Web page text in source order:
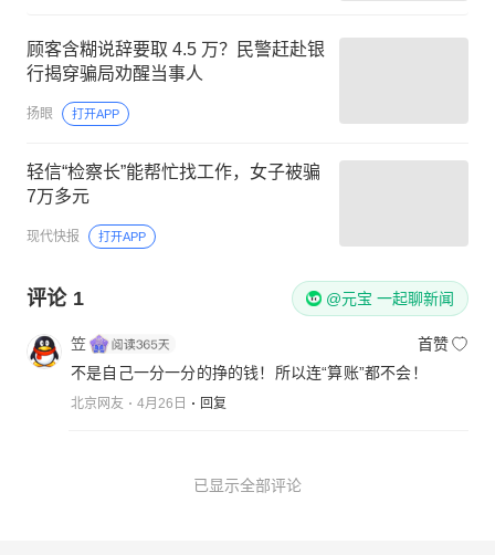
顾客含糊说辞要取 4.5 万？民警赶赴银
行揭穿骗局劝醒当事人
扬眼 打开APP
轻信“检察长”能帮忙找工作，女子被骗
7万多元
现代快报 打开APP
评论 1 @元宝 一起聊新闻
笠
首赞
不是自己一分一分的挣的钱！所以连“算账”都不会！
北京网友 4月26日 回复
已显示全部评论